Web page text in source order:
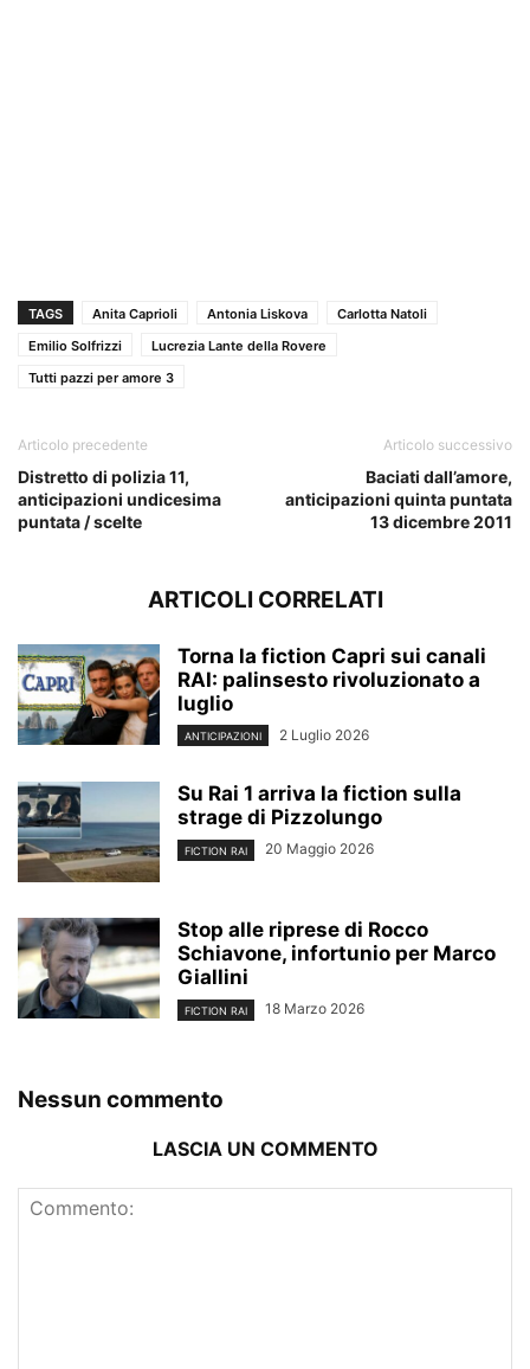
TAGS Anita Caprioli Antonia Liskova
Carlotta Natoli
Emilio Solfrizzi
Lucrezia Lante della Rovere
Tutti pazzi per amore 3
Articolo precedente
Distretto di polizia 11,
anticipazioni undicesima
puntata / scelte
Articolo successivo
Baciati dall’amore,
anticipazioni quinta puntata
13 dicembre 2011
ARTICOLI CORRELATI
Torna la fiction Capri sui canali
RAI: palinsesto rivoluzionato a
luglio
ANTICIPAZIONI 2 Luglio 2026
Su Rai 1 arriva la fiction sulla
strage di Pizzolungo
FICTION RAI 20 Maggio 2026
Stop alle riprese di Rocco
Schiavone, infortunio per Marco
Giallini
FICTION RAI 18 Marzo 2026
Nessun commento
LASCIA UN COMMENTO